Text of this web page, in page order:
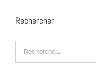
Rechercher
Rechercher: